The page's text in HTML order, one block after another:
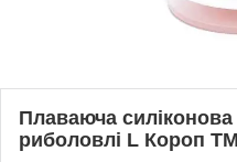
Плаваюча силіконова
риболовлі L Короп